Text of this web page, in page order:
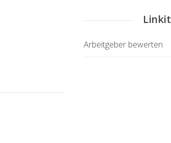
Linkit
Arbeitgeber bewerten